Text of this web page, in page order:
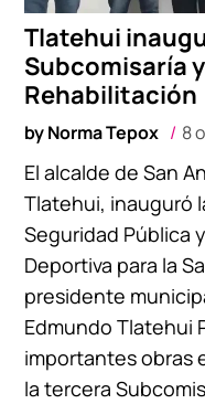
Tlatehui
Subcomisaría
Rehabilitación
byNorma Tepox 8
El alcalde de San
Tlatehui, inauguró
Seguridad Pública
Deportiva para la
presidente
Edmundo Tlatehui
importantes obras
la tercera